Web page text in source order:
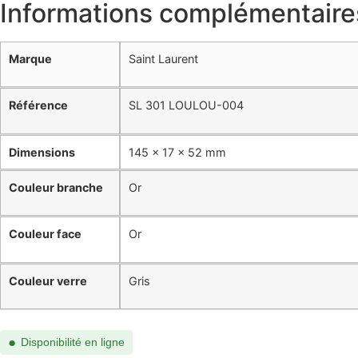
Informations
Référence SL 301 LOULOU-004
Dimensions 145 × 17 × 52 mm
Couleur branche Or
Couleur face Or
Couleur verre Gris
Marque Saint Laurent
● Disponibilité en ligne